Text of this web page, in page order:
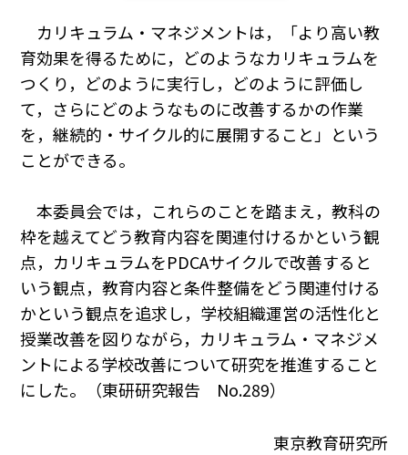
カリキュラム・マネジメントは，「より高い教
育効果を得るために，どのようなカリキュラムを
つくり，どのように実行し，どのように評価し
て，さらにどのようなものに改善するかの作業
を，継続的・サイクル的に展開すること」という
ことができる。
本委員会では，これらのことを踏まえ，教科の
枠を越えてどう教育内容を関連付けるかという観
点，カリキュラムをPDCAサイクルで改善すると
いう観点，教育内容と条件整備をどう関連付ける
かという観点を追求し，学校組織運営の活性化と
授業改善を図りながら，カリキュラム・マネジメ
ントによる学校改善について研究を推進すること
にした。（東研研究報告 No.289）
東京教育研究所